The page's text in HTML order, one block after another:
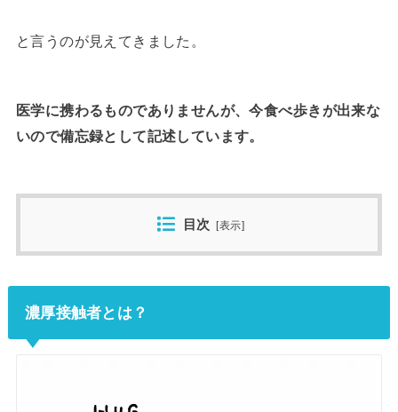
と言うのが見えてきました。
医学に携わるものでありませんが、今食べ歩きが出来な
いので備忘録として記述しています。
目次 [表示]
濃厚接触者とは？